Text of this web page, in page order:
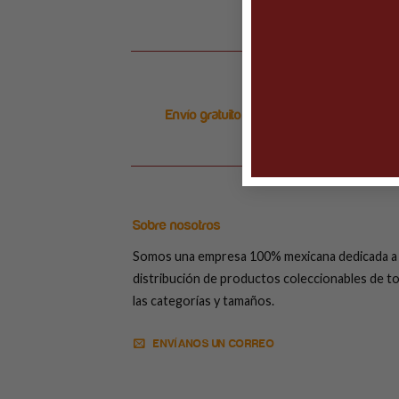
Envío gratuito en ordenes arriba de $999
Sobre nosotros
Somos una empresa 100% mexicana dedicada a
distribución de productos coleccionables de
las categorías y tamaños.
ENVÍANOS UN CORREO